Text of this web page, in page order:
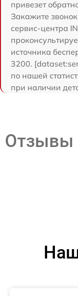
привезет
Закажите
сервис-центра
источника
3200.
по нашей
при наличии
Отзывы